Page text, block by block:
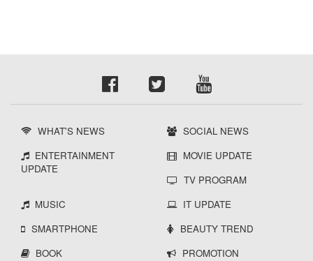
WHAT'S NEWS
SOCIAL NEWS
ENTERTAINMENT
UPDATE
MOVIE UPDATE
TV PROGRAM
MUSIC
IT UPDATE
SMARTPHONE
BEAUTY TREND
BOOK
PROMOTION